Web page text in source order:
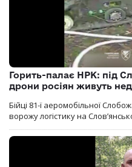
Горить-палає НРК: під
дрони росіян живуть
Бійці 81-ї аеромобільної
ворожу логістику на